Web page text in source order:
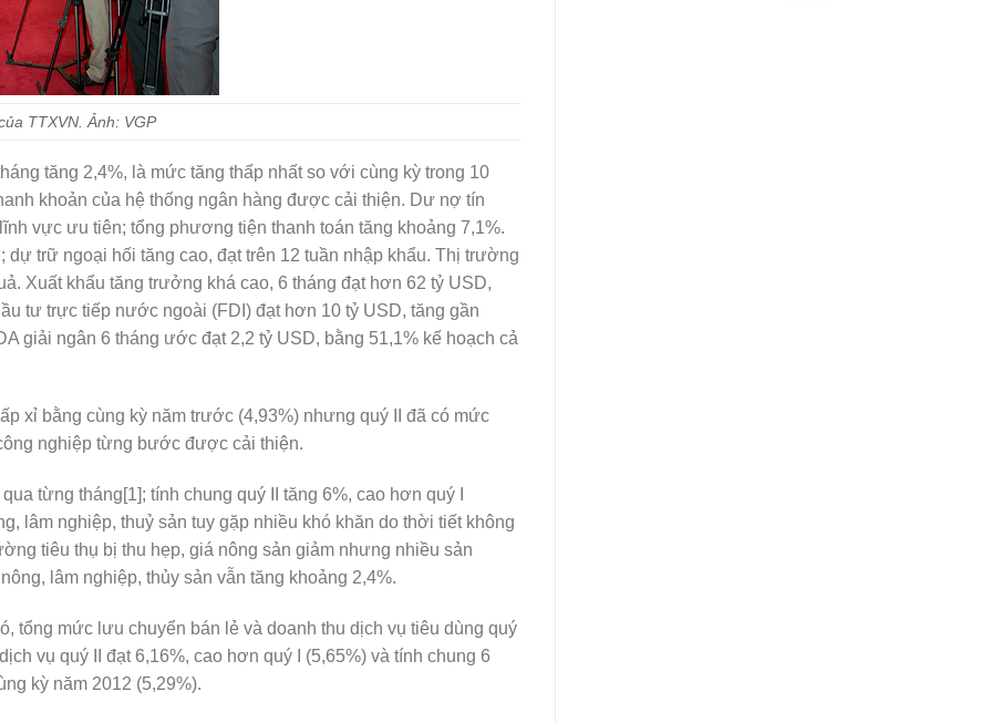
TTXVN. Ảnh: VGP
tăng 2,4%, là mức tăng thấp nhất so với cùng kỳ trong 10
khoản của hệ thống ngân hàng được cải thiện. Dư nợ tín
vực ưu tiên; tổng phương tiện thanh toán tăng khoảng 7,1%.
trữ ngoại hối tăng cao, đạt trên 12 tuần nhập khẩu. Thị trường
Xuất khẩu tăng trưởng khá cao, 6 tháng đạt hơn 62 tỷ USD,
tư trực tiếp nước ngoài (FDI) đạt hơn 10 tỷ USD, tăng gần
giải ngân 6 tháng ước đạt 2,2 tỷ USD, bằng 51,1% kế hoạch cả
xỉ bằng cùng kỳ năm trước (4,93%) nhưng quý II đã có mức
nghiệp từng bước được cải thiện.
từng tháng[1]; tính chung quý II tăng 6%, cao hơn quý I
lâm nghiệp, thuỷ sản tuy gặp nhiều khó khăn do thời tiết không
tiêu thụ bị thu hẹp, giá nông sản giảm nhưng nhiều sản
lâm nghiệp, thủy sản vẫn tăng khoảng 2,4%.
tổng mức lưu chuyển bán lẻ và doanh thu dịch vụ tiêu dùng quý
vụ quý II đạt 6,16%, cao hơn quý I (5,65%) và tính chung 6
kỳ năm 2012 (5,29%).